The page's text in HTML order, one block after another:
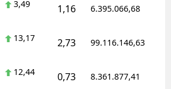
3,49 1,16 6.395.066,68
13,17 2,73 99.116.146,63
12,44 0,73 8.361.877,41